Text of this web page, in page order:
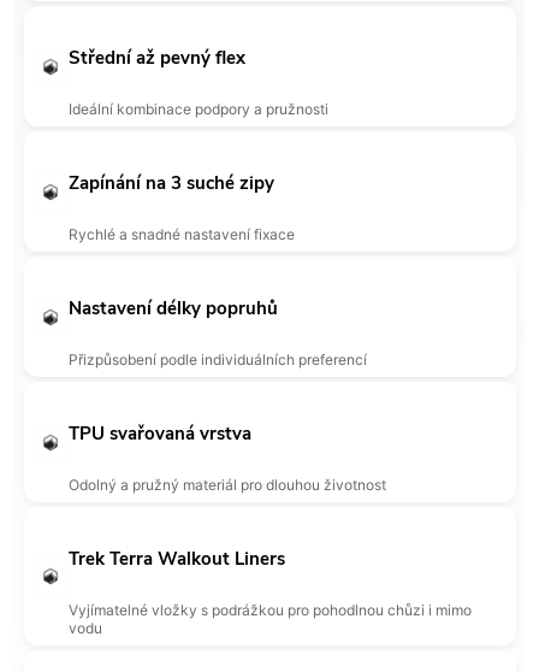
Střední až pevný flex
Ideální kombinace podpory a pružnosti
Zapínání na 3 suché zipy
Rychlé a snadné nastavení fixace
Nastavení délky popruhů
Přizpůsobení podle individuálních preferencí
TPU svařovaná vrstva
Odolný a pružný materiál pro dlouhou životnost
Trek Terra Walkout Liners
Vyjímatelné vložky s podrážkou pro pohodlnou chůzi i mimo
vodu